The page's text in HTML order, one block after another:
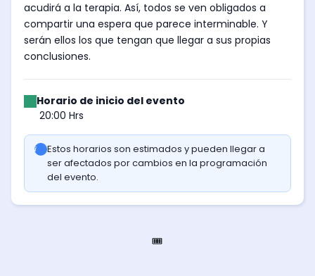
acudirá a la terapia. Así, todos se ven obligados a
compartir una espera que parece interminable. Y
serán ellos los que tengan que llegar a sus propias
conclusiones.
Horario de inicio del evento
20:00 Hrs
Estos horarios son estimados y pueden llegar a
ser afectados por cambios en la programación
del evento.
🎟️